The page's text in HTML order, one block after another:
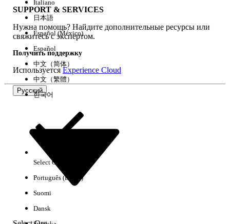
Очистить все Готово
Результаты отсутствуют
Проверьте орфографию ключевых слов.
SUPPORT & SERVICES
Нужна помощь? Найдите дополнительные ресурсы или
свяжитесь с экспертом.
Получить поддержку
ИспользуетсяExperience Cloud
Русский
Italiano
日本語
Español (México)
Español
中文（简体）
中文（繁體）
한국어
Select Org
Português (Brasil)
Suomi
Dansk